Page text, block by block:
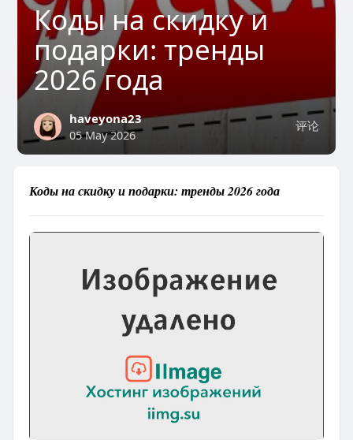
Коды на скидку и
подарки: тренды
2026 года
评论
haveyona23
05 May 2026
Коды на скидку и подарки: тренды 2026 года